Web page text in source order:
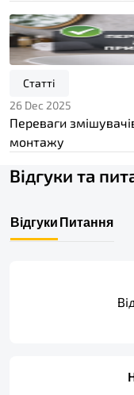
Статті
26 Dec 2025
Переваги
монтажу
Відгуки та
Відгуки Питання